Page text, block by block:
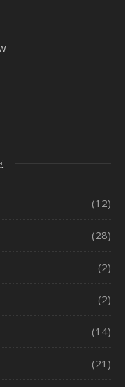
(12)
(28)
(2)
(2)
(14)
(21)